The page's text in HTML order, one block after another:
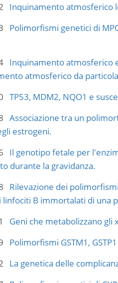
Inquinamento atmosferico
Polimorfismi genetici di
Inquinamento atmosferico
atmosferico da
TP53, MDM2, NQO1 e
Associazione tra un
estrogeni.
Il genotipo fetale per
durante la gravidanza.
Rilevazione dei
linfociti B immortalati di una
Geni che metabolizzano gli
Polimorfismi GSTM1,
La genetica delle